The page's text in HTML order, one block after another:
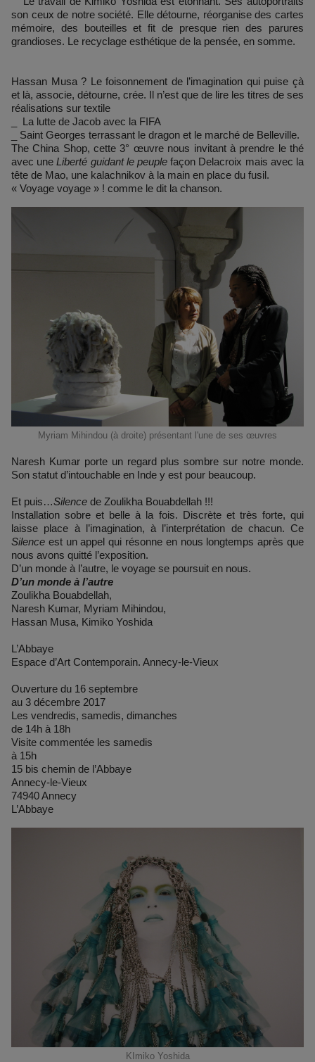
son ceux de notre société. Elle détourne, réorganise des cartes
mémoire, des bouteilles et fit de presque rien des parures
grandioses. Le recyclage esthétique de la pensée, en somme.
Hassan Musa ? Le foisonnement de l’imagination qui puise çà
et là, associe, détourne, crée. Il n’est que de lire les titres de ses
réalisations sur textile
_ La lutte de Jacob avec la FIFA
_ Saint Georges terrassant le dragon et le marché de Belleville.
The China Shop, cette 3° œuvre nous invitant à prendre le thé
avec uneLiberté guidant le peuple façon Delacroix mais avec la
tête de Mao, une kalachnikov à la main en place du fusil.
« Voyage voyage » ! comme le dit la chanson.
Myriam Mihindou (à droite) présentant l'une de ses œuvres
Naresh Kumar porte un regard plus sombre sur notre monde.
Son statut d’intouchable en Inde y est pour beaucoup.
Et puis…Silence de Zoulikha Bouabdellah !!!
Installation sobre et belle à la fois. Discrète et très forte, qui
laisse place à l’imagination, à l’interprétation de chacun. Ce
Silence est un appel qui résonne en nous longtemps après que
nous avons quitté l’exposition.
D’un monde à l’autre, le voyage se poursuit en nous.
D’un monde à l’autre
Zoulikha Bouabdellah,
Naresh Kumar, Myriam Mihindou,
Hassan Musa, Kimiko Yoshida
L’Abbaye
Espace d’Art Contemporain. Annecy-le-Vieux
Ouverture du 16 septembre
au 3 décembre 2017
Les vendredis, samedis, dimanches
de 14h à 18h
Visite commentée les samedis
à 15h
15 bis chemin de l’Abbaye
Annecy-le-Vieux
74940 Annecy
L’Abbaye
KImiko Yoshida